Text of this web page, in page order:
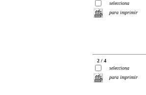
selecciona
para imprimir
2 / 4
selecciona
para imprimir